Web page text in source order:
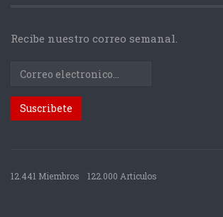
Recibe nuestro correo semanal.
12.441 Miembros 122.000 Articulos